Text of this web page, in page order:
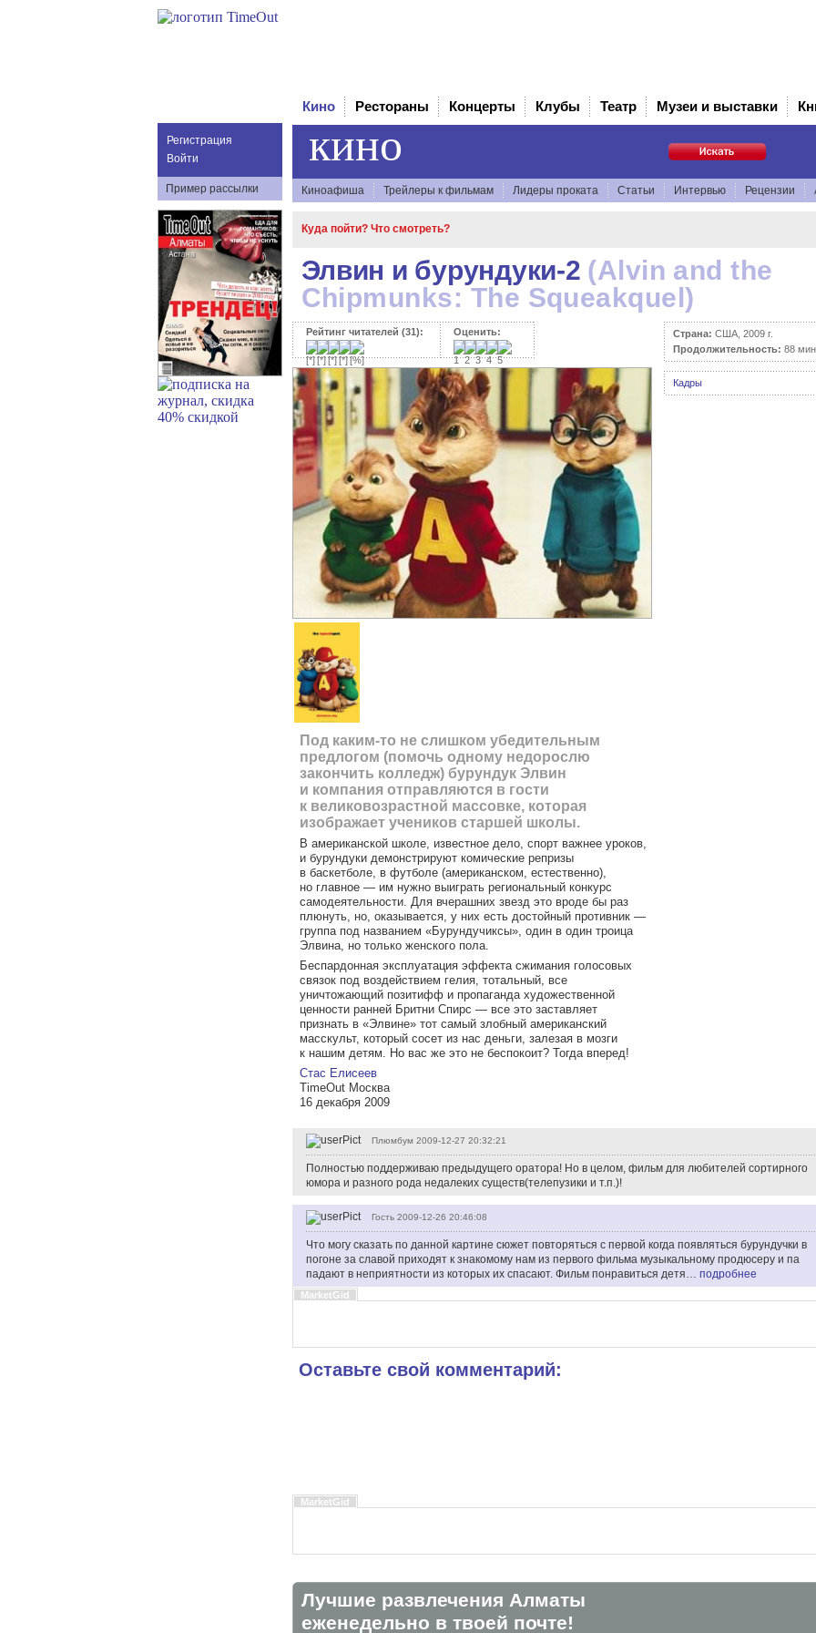
Регистрация
Войти
Пример рассылки
Кино Рестораны Концерты Клубы Театр Музеи и выставки
кино
Киноафиша Трейлеры к фильмам Лидеры проката Статьи Интервью Рецензии
Куда пойти? Что смотреть?
Элвин и бурундуки-2 (Alvin and the
Chipmunks: The Squeakquel)
Рейтинг читателей (31): Оценить: Страна: США, 2009 г.
Продолжительность: 88 мин.
Кадры
Под каким-то не слишком убедительным
предлогом (помочь одному недорослю
закончить колледж) бурундук Элвин
и компания отправляются в гости
к великовозрастной массовке, которая
изображает учеников старшей школы.
В американской школе, известное дело, спорт важнее уроков,
и бурундуки демонстрируют комические репризы
в баскетболе, в футболе (американском, естественно),
но главное — им нужно выиграть региональный конкурс
самодеятельности. Для вчерашних звезд это вроде бы раз
плюнуть, но, оказывается, у них есть достойный противник —
группа под названием «Бурундучиксы», один в один троица
Элвина, но только женского пола.
Беспардонная эксплуатация эффекта сжимания голосовых
связок под воздействием гелия, тотальный, все
уничтожающий позитифф и пропаганда художественной
ценности ранней Бритни Спирс — все это заставляет
признать в «Элвине» тот самый злобный американский
масскульт, который сосет из нас деньги, залезая в мозги
к нашим детям. Но вас же это не беспокоит? Тогда вперед!
Стас Елисеев
TimeOut Москва
16 декабря 2009
Плюмбум 2009-12-27 20:32:21
Полностью поддерживаю предыдущего оратора! Но в целом, фильм для любителей сортирного
юмора и разного рода недалеких существ(телепузики и т.п.)!
Гость 2009-12-26 20:46:08
Что могу сказать по данной картине сюжет повторяться с первой когда появляться бурундучки в
погоне за славой приходят к знакомому нам из первого фильма музыкальному продюсеру и па
падают в неприятности из которых их спасают. Фильм понравиться детя… подробнее
MarketGid
Оставьте свой комментарий:
MarketGid
Лучшие развлечения Алматы
eженедельно в твоей почте!